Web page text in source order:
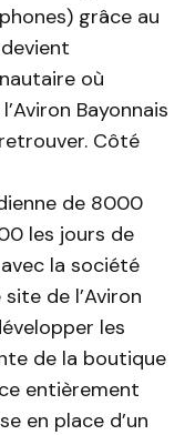
grâce au
devient
où
Bayonnais
Côté
de 8000
les jours de
la société
de l’Aviron
les
de la boutique
entièrement
en place d’un